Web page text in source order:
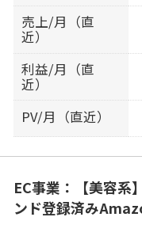
売上/月（直
近）
利益/月（直
近）
PV/月（直近）
EC事業：【美容系
ンド登録済み